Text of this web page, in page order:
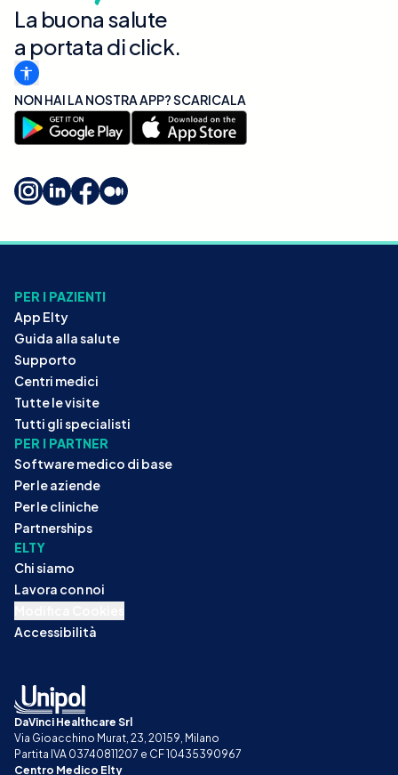
La buona salute
a portata di click.
NON HAI LA NOSTRA APP? SCARICALA
PER I PAZIENTI
App Elty
Guida alla salute
Supporto
Centri medici
Tutte le visite
Tutti gli specialisti
PER I PARTNER
Software medico di base
Per le aziende
Per le cliniche
Partnerships
ELTY
Chi siamo
Lavora con noi
Accessibilità
DaVinci Healthcare Srl
Via Gioacchino Murat, 23, 20159, Milano
Partita IVA 03740811207 e CF 10435390967
Centro Medico Elty